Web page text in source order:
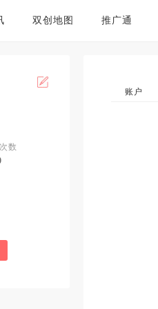
双创地图 推广通
数
账户